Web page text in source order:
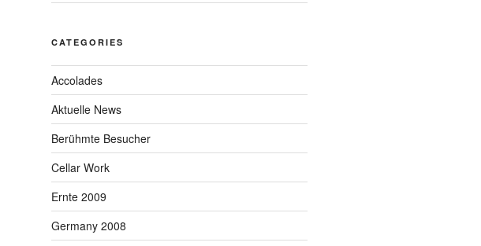
CATEGORIES
Accolades
Aktuelle News
Berühmte Besucher
Cellar Work
Ernte 2009
Germany 2008